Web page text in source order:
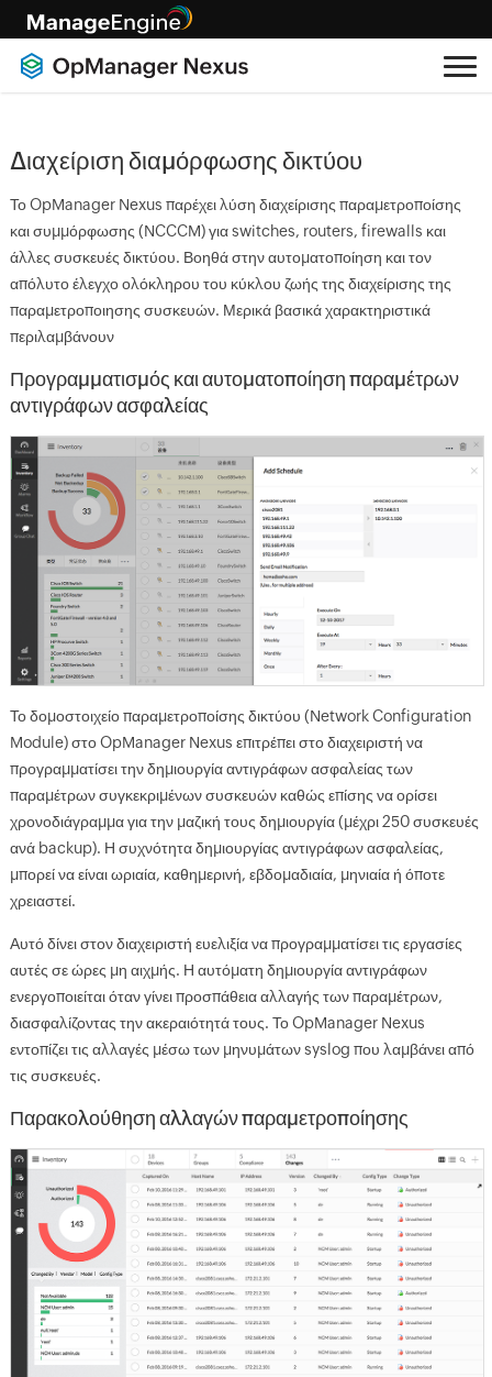
Διαχείριση διαμόρφωσης δικτύου
Το OpManager Nexus παρέχει λύση διαχείρισης παραμετροποίσης
και συμμόρφωσης (NCCCM) για switches, routers, firewalls και
άλλες συσκευές δικτύου. Βοηθά στην αυτοματοποίηση και τον
απόλυτο έλεγχο ολόκληρου του κύκλου ζωής της διαχείρισης της
παραμετροποιησης συσκευών. Μερικά βασικά χαρακτηριστικά
περιλαμβάνουν
Προγραμματισμός και αυτοματοποίηση παραμέτρων
αντιγράφων ασφαλείας
Το δομοστοιχείο παραμετροποίσης δικτύου (Network Configuration
Module) στο OpManager Nexus επιτρέπει στο διαχειριστή να
προγραμματίσει την δημιουργία αντιγράφων ασφαλείας των
παραμέτρων συγκεκριμένων συσκευών καθώς επίσης να ορίσει
χρονοδιάγραμμα για την μαζική τους δημιουργία (μέχρι 250 συσκευές
ανά backup). Η συχνότητα δημιουργίας αντιγράφων ασφαλείας,
μπορεί να είναι ωριαία, καθημερινή, εβδομαδιαία, μηνιαία ή όποτε
χρειαστεί.
Αυτό δίνει στον διαχειριστή ευελιξία να προγραμματίσει τις εργασίες
αυτές σε ώρες μη αιχμής. Η αυτόματη δημιουργία αντιγράφων
ενεργοποιείται όταν γίνει προσπάθεια αλλαγής των παραμέτρων,
διασφαλίζοντας την ακεραιότητά τους. Το OpManager Nexus
εντοπίζει τις αλλαγές μέσω των μηνυμάτων syslog που λαμβάνει από
τις συσκευές.
Παρακολούθηση αλλαγών παραμετροποίησης